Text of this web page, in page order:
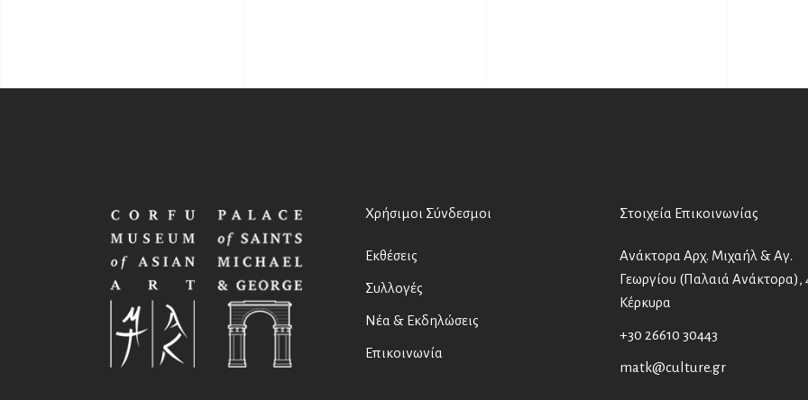
Χρήσιμοι Σύνδεσμοι
Εκθέσεις
Συλλογές
Νέα & Εκδηλώσεις
Επικοινωνία
Στοιχεία Επικοινωνίας
Ανάκτορα Αρχ. Μιχαήλ & Αγ.
Γεωργίου (Παλαιά Ανάκτορα),
Κέρκυρα
+30 26610 30443
matk@culture.gr